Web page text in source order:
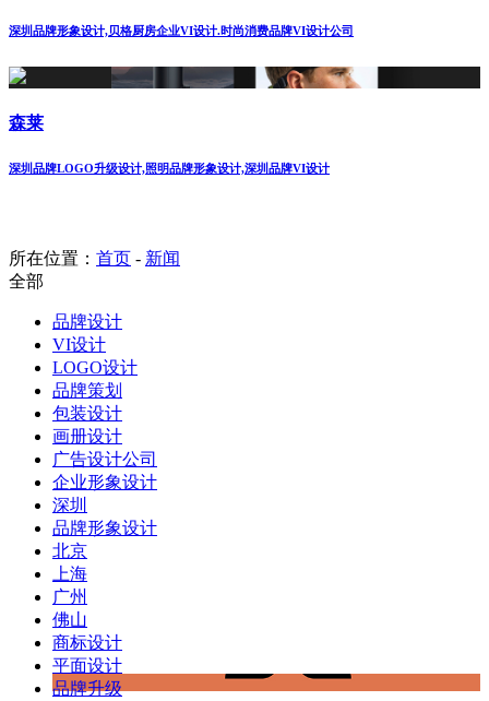
深圳品牌形象设计,贝格厨房企业VI设计.时尚消费品牌VI设计公司
森莱
深圳品牌LOGO升级设计,照明品牌形象设计,深圳品牌VI设计
所在位置： 首页 - 新闻
全部
品牌设计
VI设计
LOGO设计
品牌策划
包装设计
画册设计
广告设计公司
企业形象设计
深圳
品牌形象设计
北京
上海
广州
佛山
商标设计
平面设计
品牌升级